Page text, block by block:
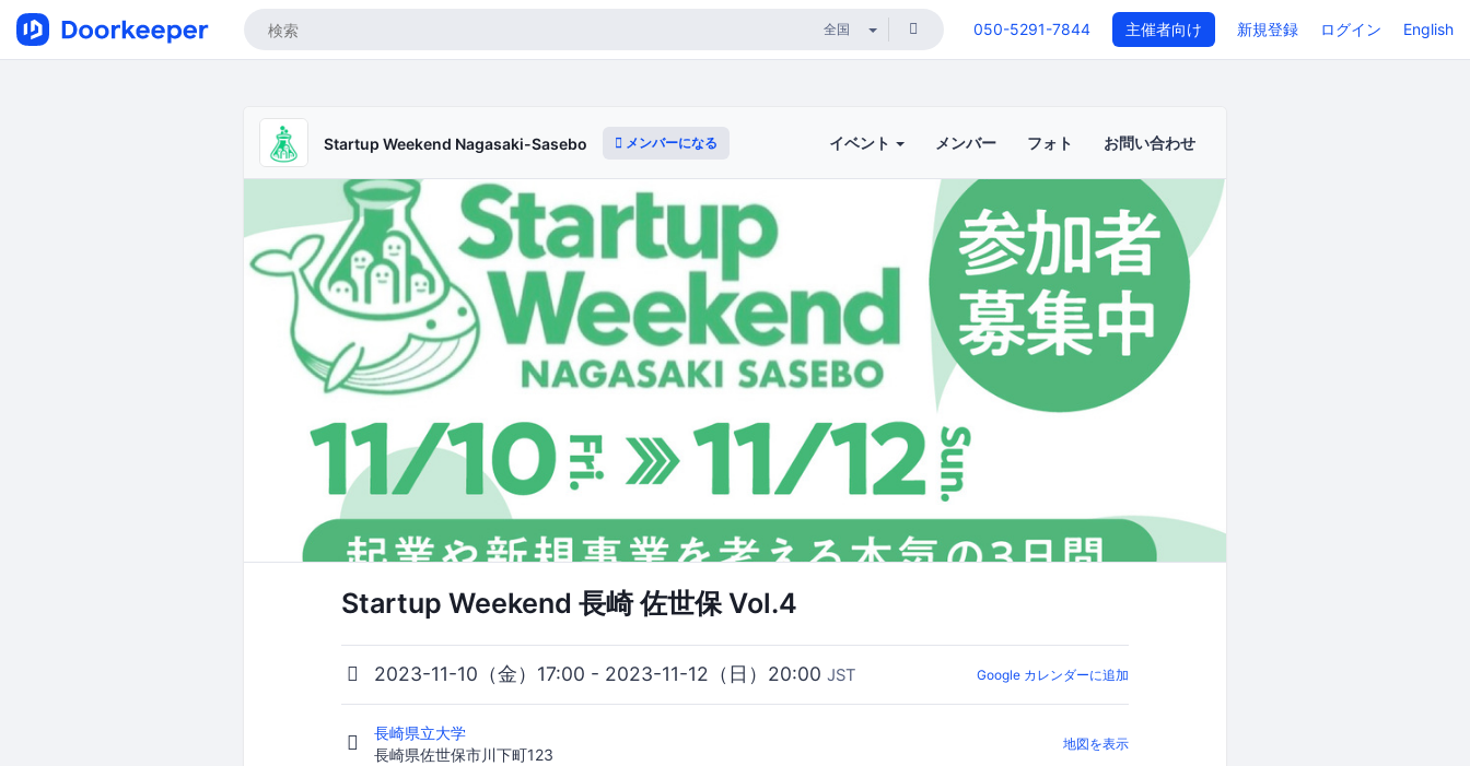
050-5291-7844 主催者向け 新規登録 ログイン English
Startup Weekend Nagasaki-Sasebo メンバーになる イベント メンバー フォト お問い合わせ
Startup Weekend 長崎 佐世保 Vol.4
2023-11-10（金）17:00 - 2023-11-12（日）20:00 JST Google カレンダーに追加
長崎県立大学
長崎県佐世保市川下町123
地図を表示